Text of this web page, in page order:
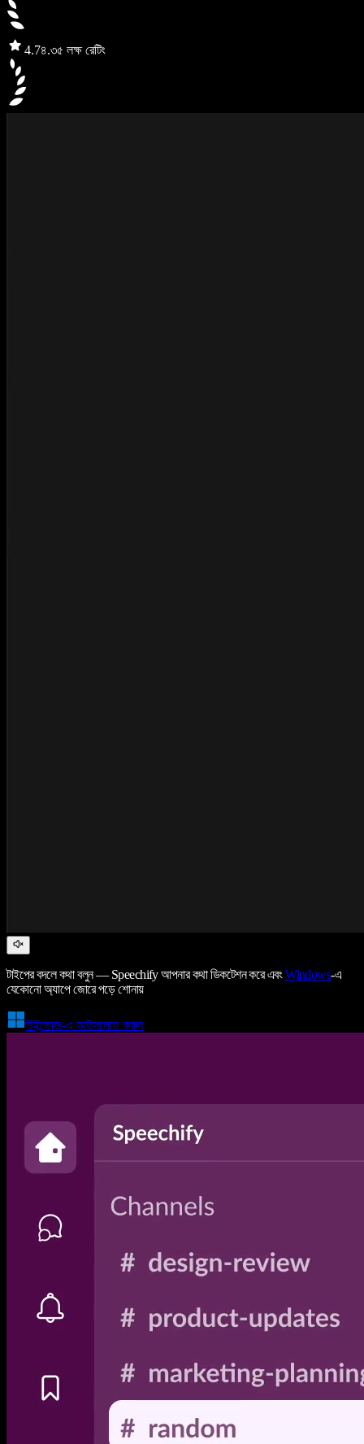
4.7৪.৩৫ লক্ষ রেটিং
টাইপের বদলে কথা বলুন — Speechify আপনার কথা ডিকটেশন করে এবংWindows-এ
যেকোনো অ্যাপে জোরে পড়ে শোনায়
উইন্ডোজ-এ ডাউনলোড করুন